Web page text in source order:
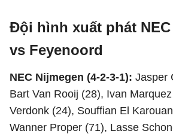
Đội hình xuất phát
vs Feyenoord
NEC Nijmegen (4-2-3-1): Jasper
Bart Van Rooij (28), Ivan
Verdonk (24), Souffian El
Wanner Proper (71), Lasse